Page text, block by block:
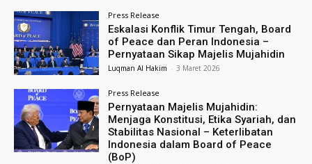
Press Release
Eskalasi Konflik Timur Tengah, Board
of Peace dan Peran Indonesia –
Pernyataan Sikap Majelis Mujahidin
Luqman Al Hakim - 3 Maret 2026
Press Release
Pernyataan Majelis Mujahidin:
Menjaga Konstitusi, Etika Syariah, dan
Stabilitas Nasional – Keterlibatan
Indonesia dalam Board of Peace
(BoP)